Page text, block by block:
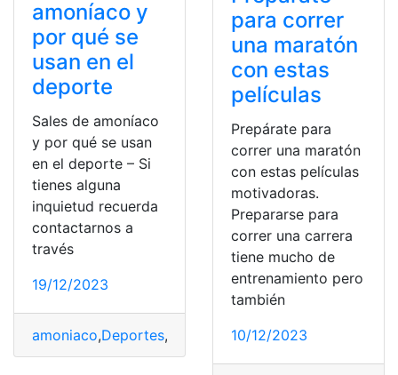
amoníaco y
por qué se
usan en el
deporte
Sales de amoníaco
y por qué se usan
en el deporte – Si
tienes alguna
inquietud recuerda
contactarnos a
través
19/12/2023
amoniaco,Deportes, Rendimiento,resistencia
para correr
una maratón
con estas
películas
Prepárate para
correr una maratón
con estas películas
motivadoras.
Prepararse para
correr una carrera
tiene mucho de
entrenamiento pero
también
10/12/2023